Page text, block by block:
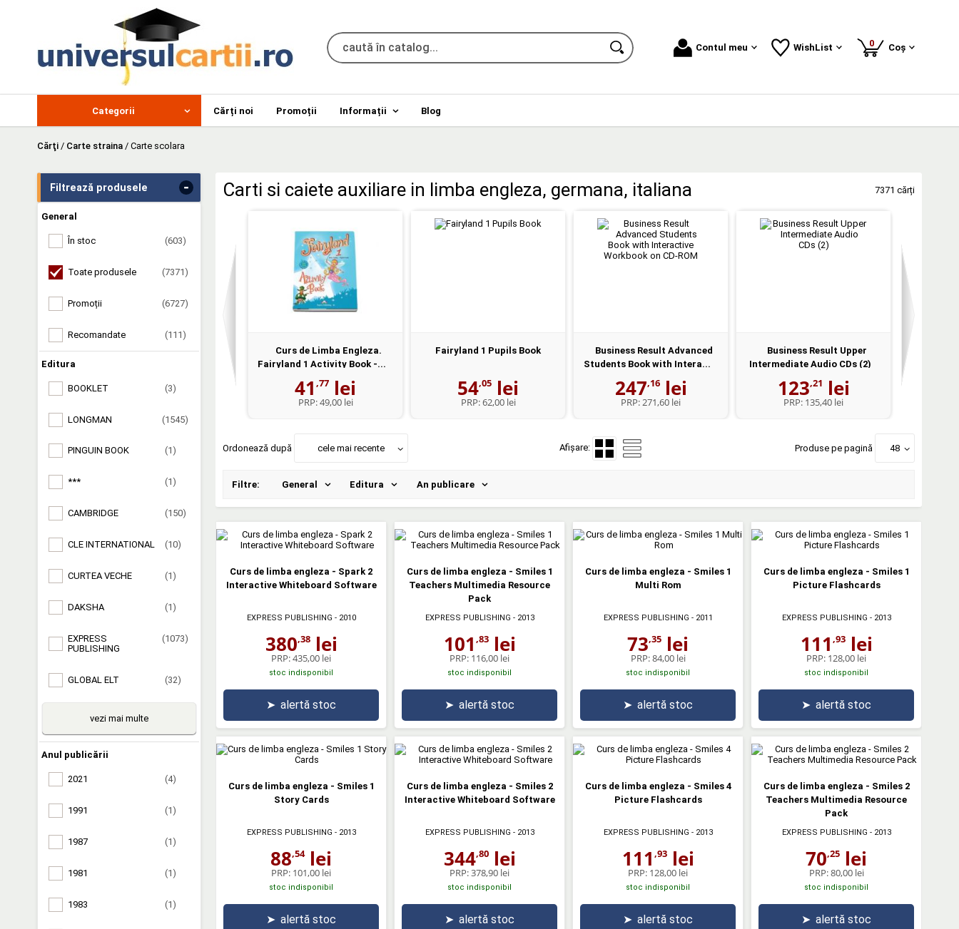
Contul meu WishList 0produse
Coș
Categorii Cărți noi Promoții Informații Blog
Cărţi / Carte straina / Carte scolara
Filtrează produsele -
General
În stoc (603)
Toate produsele (7371)
Promoții (6727)
Recomandate (111)
Editura
BOOKLET (3)
LONGMAN (1545)
PINGUIN BOOK (1)
*** (1)
CAMBRIDGE (150)
CLE INTERNATIONAL (10)
CURTEA VECHE (1)
DAKSHA (1)
EXPRESS
PUBLISHING
(1073)
GLOBAL ELT (32)
vezi mai multe
Anul publicării
2021 (4)
1991 (1)
1987 (1)
1981 (1)
1983 (1)
Carti si caiete auxiliare in limba engleza, germana, italiana 7371 cărți
Curs de Limba Engleza.
Fairyland 1 Activity Book -...
41 ,77 lei
PRP:49,00 lei
Fairyland 1 Pupils Book
54,05 lei
PRP:62,00 lei
Business Result Advanced
Students Book with Intera...
247,16lei
PRP:271,60 lei
Business Result Upper
Intermediate Audio CDs (2)
123,21 lei
PRP: 135,40 lei
Ordonează după cele mai recente Afișare: Produse pe pagină 48
Filtre: General Editura An publicare
Curs de limba engleza - Spark 2
Interactive Whiteboard Software
EXPRESS PUBLISHING - 2010
380,38lei
PRP:435,00 lei
stoc indisponibil
➤ alertă stoc
Curs de limba engleza - Smiles 1
Teachers Multimedia Resource
Pack
EXPRESS PUBLISHING - 2013
101 ,83lei
PRP: 116,00 lei
stoc indisponibil
➤ alertă stoc
Curs de limba engleza - Smiles 1
Multi Rom
EXPRESS PUBLISHING - 2011
73,35 lei
PRP:84,00 lei
stoc indisponibil
➤ alertă stoc
Curs de limba engleza - Smiles 1
Picture Flashcards
EXPRESS PUBLISHING - 2013
111 ,93lei
PRP: 128,00 lei
stoc indisponibil
➤ alertă stoc
Curs de limba engleza - Smiles 1
Story Cards
EXPRESS PUBLISHING - 2013
88,54lei
PRP: 101,00 lei
stoc indisponibil
➤ alertă stoc
Curs de limba engleza - Smiles 2
Interactive Whiteboard Software
EXPRESS PUBLISHING - 2013
344,80lei
PRP:378,90 lei
stoc indisponibil
➤ alertă stoc
Curs de limba engleza - Smiles 4
Picture Flashcards
EXPRESS PUBLISHING - 2013
111 ,93lei
PRP: 128,00 lei
stoc indisponibil
➤ alertă stoc
Curs de limba engleza - Smiles 2
Teachers Multimedia Resource
Pack
EXPRESS PUBLISHING - 2013
70,25 lei
PRP:80,00 lei
stoc indisponibil
➤ alertă stoc